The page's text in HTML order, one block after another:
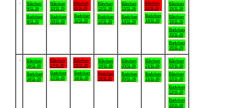
Båtviken
9/11-26
Badviken
9/11-26
Båtviken
10/11-26
Badviken
10/11-26
Båtviken
11/11-26
Badviken
11/11-26
Båtviken
12/11-26
Badviken
12/11-26
Båtviken
13/11-26
Badviken
13/11-26
Båtviken
14/11-26
Badviken
14/11-26
Båtviken
15/11-26
Båtviken
15/11-26
Badviken
15/11-26
Badviken
15/11-26
Båtviken
16/11-26
Badviken
16/11-26
Båtviken
17/11-26
Badviken
17/11-26
Båtviken
18/11-26
Badviken
18/11-26
Båtviken
19/11-26
Badviken
19/11-26
Båtviken
20/11-26
Badviken
20/11-26
Båtviken
21/11-26
Badviken
21/11-26
Båtviken
22/11-26
Båtviken
22/11-26
Badviken
22/11-26
Badviken
22/11-26